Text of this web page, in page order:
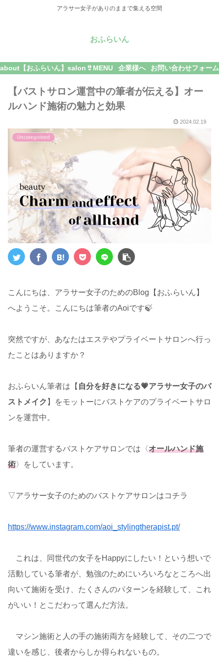
アラサー女子がありのままで集える空間
おふらいん
about【おふらいん】 salon👙MENU 企業様へ お問い合わせフォーム
【バストサロン運営中の筆者が伝える】オー
ルハンド施術の魅力と効果
2024.02.19
Uncategorized
こんにちは、アラサー女子のためのBlog【おふらいん】
へようこそ。こんにちは筆者のAoiです🍃
突然ですが、あなたはエステやプライベートサロンへ行っ
たことはありますか？
おふらいん筆者は【 自分を好きになる💗アラサー女子のバ
ストメイク 】をモットーにバストケアのプライベートサロ
ンを運営中。
筆者の運営するバストケアサロンでは〈オールハンド施
術〉をしています。
▽アラサー女子のためのバストケアサロンはコチラ
https://www.instagram.com/aoi_stylingtherapist.pt/
これは、同世代の女子をHappyにしたい！という想いで
活動している筆者が、勉強のためにいろいろなところへ出
向いて施術を受け、たくさんのパターンを経験して、これ
がいい！とこだわって選んだ方法。
マシン施術と人の手の施術両方を経験して、その二つで
違いを感じ、後者からしか得られないもの。